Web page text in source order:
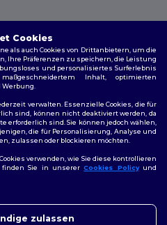
|Personalisierungsrichtlinien
|
|Frankfurt|Essen|Dortmund|
Cookies
als auch Cookies von Drittanbietern, um die
Ihre Präferenzen zu speichern, die Leistung
und personalisiertes Surferlebnis
Inhalt, optimierten
verwalten. Essenzielle Cookies, die für
sind, können nicht deaktiviert werden, da
erforderlich sind. Sie können jedoch wählen,
die für Personalisierung, Analyse und
zulassen oder blockieren möchten.
verwenden, wie Sie diese kontrollieren
finden Sie in unsererCookies Policyund
zulassen
jederzeit kontaktieren.